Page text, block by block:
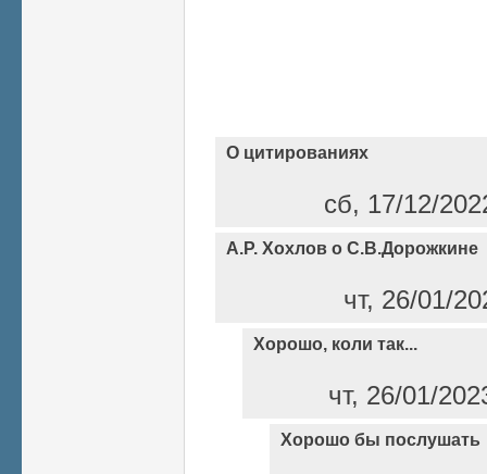
О цитированиях
сб, 17/12/
А.Р. Хохлов о С.В.Дорожкине
чт, 26/01/
Хорошо, коли так...
чт, 26/01/
Хорошо бы послушать